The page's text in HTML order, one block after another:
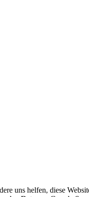
uns helfen, diese